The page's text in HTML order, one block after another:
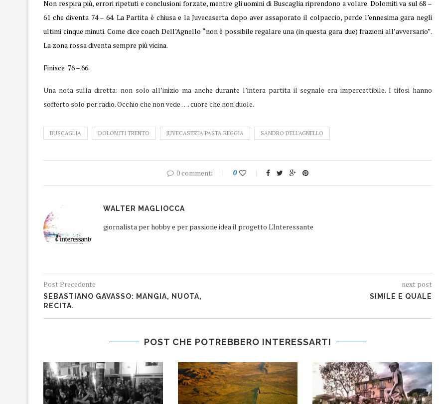
Non respira più, errori ripetuti e conclusioni forzate, mentre gli uomini di Buscaglia riprendono a volare. Dolomiti va sul 68 –
61 che diventa 74 – 64. La Partita è chiusa e la Juvecaserta dopo aver assaporato il colpaccio, perde l’ennesima gara negli
ultimi cinque minuti. Come dice coach Dell’Agnello “non è possibile regalare una (in questa gara due) frazioni all’avversario”.
La zona rossa diventa sempre più vicina.
Finisce 76 – 66.
Una nota sulla diretta: non solo all’inizio ma anche durante l’intera partita il segnale era impercettibile. I tifosi hanno
sofferto solo per radio. Occhio che non vede …. cuore che non duole.
BUSCAGLIA DOLOMITI TRENTO JUVECASERTA PASTA REGGIA SANDRO DELL'AGNELLO
0 commenti 0
WALTER MAGLIOCCA
giornalista per hobby e per passione idea il progetto L'Interessante
Post Precedente
SEBASTIANO GAVASSO: MANGIA, NUOTA,
RECITA.
next post
SIMILE E QUALE
POST CHE POTREBBERO INTERESSARTI